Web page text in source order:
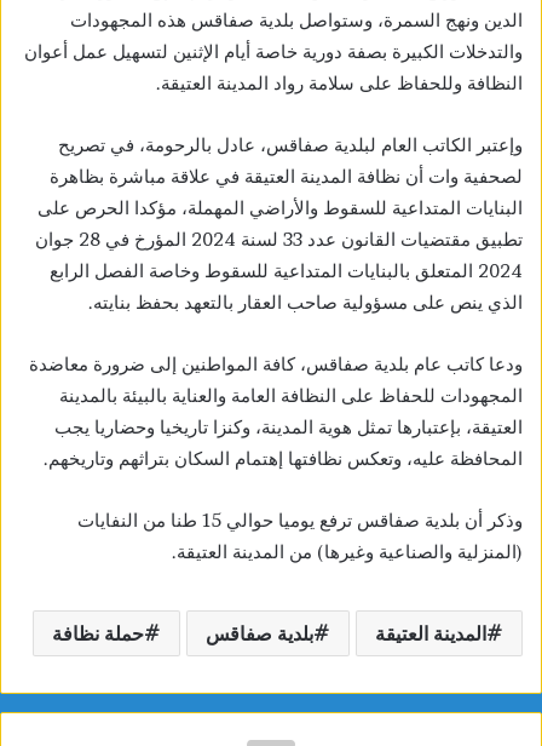
الدين ونهج السمرة، وستواصل بلدية صفاقس هذه المجهودات
والتدخلات الكبيرة بصفة دورية خاصة أيام الإثنين لتسهيل عمل أعوان
النظافة وللحفاظ على سلامة رواد المدينة العتيقة.
وإعتبر الكاتب العام لبلدية صفاقس، عادل بالرحومة، في تصريح
لصحفية وات أن نظافة المدينة العتيقة في علاقة مباشرة بظاهرة
البنايات المتداعية للسقوط والأراضي المهملة، مؤكدا الحرص على
تطبيق مقتضيات القانون عدد 33 لسنة 2024 المؤرخ في 28 جوان
2024 المتعلق بالبنايات المتداعية للسقوط وخاصة الفصل الرابع
الذي ينص على مسؤولية صاحب العقار بالتعهد بحفظ بنايته.
ودعا كاتب عام بلدية صفاقس، كافة المواطنين إلى ضرورة معاضدة
المجهودات للحفاظ على النظافة العامة والعناية بالبيئة بالمدينة
العتيقة، بإعتبارها تمثل هوية المدينة، وكنزا تاريخيا وحضاريا يجب
المحافظة عليه، وتعكس نظافتها إهتمام السكان بتراثهم وتاريخهم.
وذكر أن بلدية صفاقس ترفع يوميا حوالي 15 طنا من النفايات
(المنزلية والصناعية وغيرها) من المدينة العتيقة.
المدينة العتيقة بلدية صفاقس حملة نظافة